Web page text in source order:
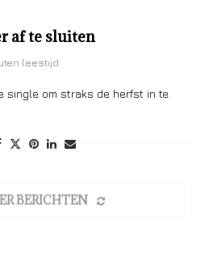
af te sluiten
leestijd
single om straks de herfst in te
BERICHTEN